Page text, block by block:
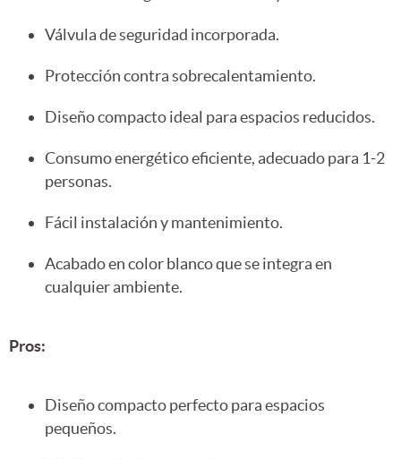
Válvula de seguridad incorporada.
Protección contra sobrecalentamiento.
Diseño compacto ideal para espacios reducidos.
Consumo energético eficiente, adecuado para 1-2
personas.
Fácil instalación y mantenimiento.
Acabado en color blanco que se integra en
cualquier ambiente.
Pros:
Diseño compacto perfecto para espacios
pequeños.